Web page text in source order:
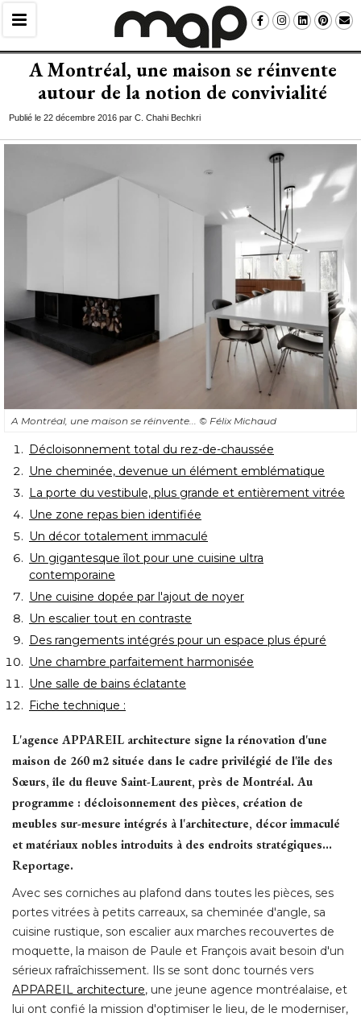
A Montréal, une maison se réinvente
autour de la notion de convivialité
Publié le 22 décembre 2016 par C. Chahi Bechkri
A Montréal, une maison se réinvente... © Félix Michaud
Décloisonnement total du rez-de-chaussée
Une cheminée, devenue un élément emblématique
La porte du vestibule, plus grande et entièrement vitrée
Une zone repas bien identifiée
Un décor totalement immaculé
Un gigantesque îlot pour une cuisine ultra
contemporaine
Une cuisine dopée par l'ajout de noyer
Un escalier tout en contraste
Des rangements intégrés pour un espace plus épuré
Une chambre parfaitement harmonisée
Une salle de bains éclatante
Fiche technique :
L'agence APPAREIL architecture signe la rénovation d'une
maison de 260 m2 située dans le cadre privilégié de l'île des
Sœurs, île du fleuve Saint-Laurent, près de Montréal. Au
programme : décloisonnement des pièces, création de
meubles sur-mesure intégrés à l'architecture, décor immaculé
et matériaux nobles introduits à des endroits stratégiques...
Reportage.
Avec ses corniches au plafond dans toutes les pièces, ses
portes vitrées à petits carreaux, sa cheminée d'angle, sa
cuisine rustique, son escalier aux marches recouvertes de
moquette, la maison de Paule et François avait besoin d'un
sérieux rafraîchissement. Ils se sont donc tournés vers
APPAREIL architecture, une jeune agence montréalaise, et
lui ont confié la mission d'optimiser le lieu, de le moderniser,